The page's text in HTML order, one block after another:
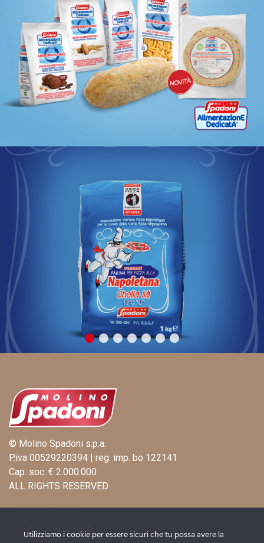
© Molino Spadoni s.p.a.
P.iva 00529220394 | reg. imp. bo 122141
Cap. soc. € 2.000.000
ALL RIGHTS RESERVED
Utilizziamo i cookie per essere sicuri che tu possa avere la